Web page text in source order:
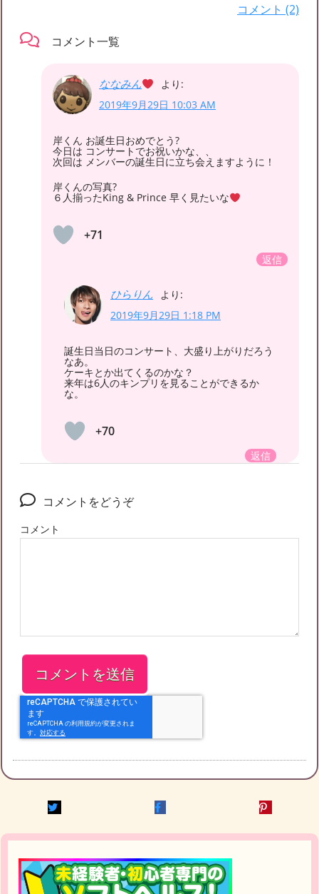
コメント (2)
コメント一覧
ななみん
より:
2019年9月29日 10:03 AM
岸くん お誕生日おめでとう?
今日は コンサートでお祝いかな、、
次回は メンバーの誕生日に立ち会えますように！
岸くんの写真?
６人揃ったKing & Prince 早く見たいな
+71
返信
ひらりん
より:
2019年9月29日 1:18 PM
誕生日当日のコンサート、大盛り上がりだろう
なあ。
ケーキとか出てくるのかな？
来年は6人のキンプリを見ることができるか
な。
+70
返信
コメントをどうぞ
コメント